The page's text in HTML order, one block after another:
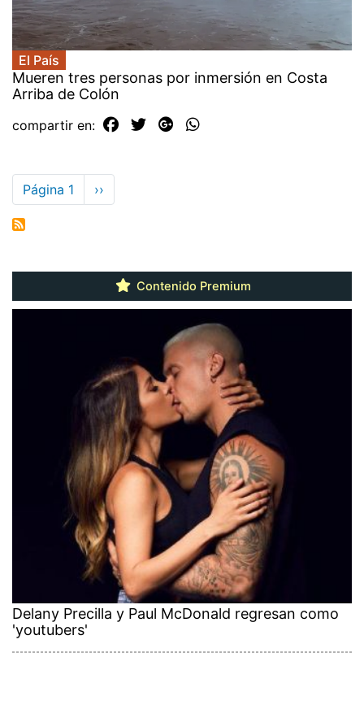
El País
Mueren tres personas por inmersión en Costa
Arriba de Colón
compartir en:
Paginación
Página 1
Siguiente
página
››
Contenido Premium
Delany Precilla y Paul McDonald regresan como
'youtubers'